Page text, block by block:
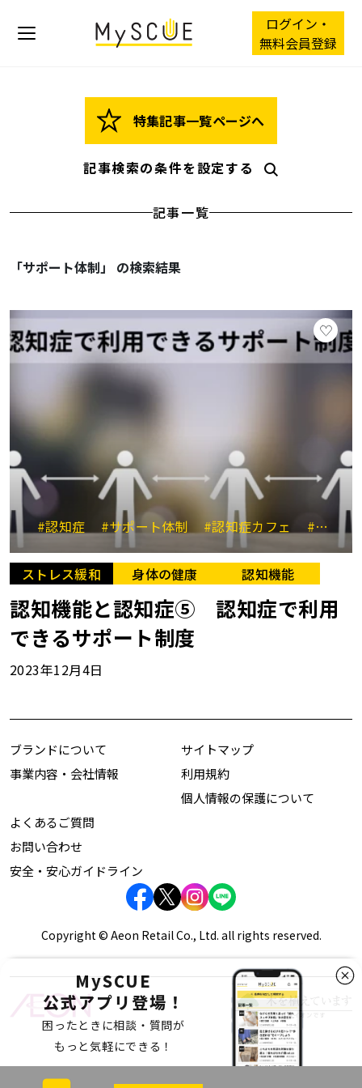
ログイン・
無料会員登録
特集記事一覧ページへ
記事検索の条件を設定する
記事一覧
「サポート体制」 の検索結果
#認知症 #サポート体制 #認知症カフェ #介護保険制度
ストレス緩和 身体の健康 認知機能
認知機能と認知症⑤ 認知症で利用
できるサポート制度
2023年12月4日
MySCUE
公式アプリ登場！
困ったときに相談・質問が
もっと気軽にできる！
ブランドについて
事業内容・会社情報
サイトマップ
利用規約
個人情報の保護について
よくあるご質問
お問い合わせ
安全・安心ガイドライン
Copyright © Aeon Retail Co., Ltd. all rights reserved.